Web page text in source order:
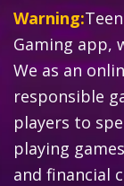
Warning:
Gaming app,
We as an
responsible
players to
playing
and financial